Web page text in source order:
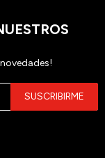
SUSCRIBIRME